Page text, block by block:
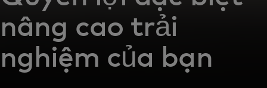
nâng cao trải
nghiệm của bạn